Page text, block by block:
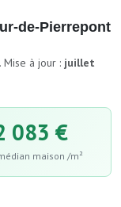
de-Pierrepont
Mise à jour : juillet
083 €
maison /m²